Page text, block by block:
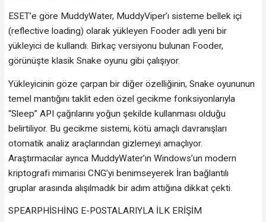
ESET’e göre MuddyWater, MuddyViper’ı sisteme bellek içi
(reflective loading) olarak yükleyen Fooder adlı yeni bir
yükleyici de kullandı. Birkaç versiyonu bulunan Fooder,
görünüşte klasik Snake oyunu gibi çalışıyor.
Yükleyicinin göze çarpan bir diğer özelliğinin, Snake oyununun
temel mantığını taklit eden özel gecikme fonksiyonlarıyla
“Sleep” API çağrılarını yoğun şekilde kullanması olduğu
belirtiliyor. Bu gecikme sistemi, kötü amaçlı davranışları
otomatik analiz araçlarından gizlemeyi amaçlıyor.
Araştırmacılar ayrıca MuddyWater’ın Windows’un modern
kriptografi mimarisi CNG’yi benimseyerek İran bağlantılı
gruplar arasında alışılmadık bir adım attığına dikkat çekti.
SPEARPHİSHİNG E-POSTALARIYLA İLK ERİŞİM